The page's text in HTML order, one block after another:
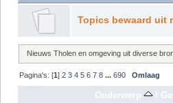
Topics bewaard uit
Nieuws Tholen en omgeving uit diverse
Pagina's: [1]2 3 4 5 6 7 8 ...690 Omlaag
Onderwerp /